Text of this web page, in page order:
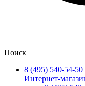
Поиск
8 (495) 540-54-50
Интернет-